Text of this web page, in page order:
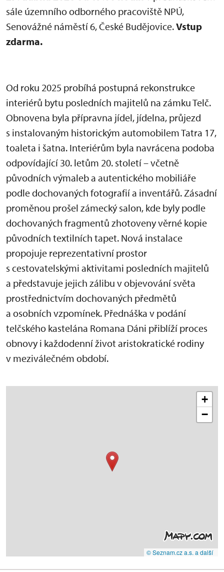
sále územního odborného pracoviště NPÚ,
Senovážné náměstí 6, České Budějovice.Vstup
zdarma.
Od roku 2025 probíhá postupná rekonstrukce
interiérů bytu posledních majitelů na zámku Telč.
Obnovena byla přípravna jídel, jídelna, průjezd
s instalovaným historickým automobilem Tatra 17,
toaleta i šatna. Interiérům byla navrácena podoba
odpovídající 30. letům 20. století – včetně
původních výmaleb a autentického mobiliáře
podle dochovaných fotografií a inventářů. Zásadní
proměnou prošel zámecký salon, kde byly podle
dochovaných fragmentů zhotoveny věrné kopie
původních textilních tapet. Nová instalace
propojuje reprezentativní prostor
s cestovatelskými aktivitami posledních majitelů
a představuje jejich zálibu v objevování světa
prostřednictvím dochovaných předmětů
a osobních vzpomínek. Přednáška v podání
telčského kastelána Romana Dáni přiblíží proces
obnovy i každodenní život aristokratické rodiny
v meziválečném období.
+
−
© Seznam.cz a.s. a další